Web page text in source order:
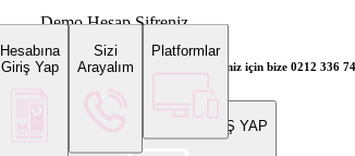
Hesabına
Giriş Yap
Sizi
Arayalım
Platformlar
Demo Hesap Şifreniz
Bilgi ve gerçek hesap açılış talepleriniz için bize 0212 336
WEB PLATFORMUNA GİRİŞ YAP